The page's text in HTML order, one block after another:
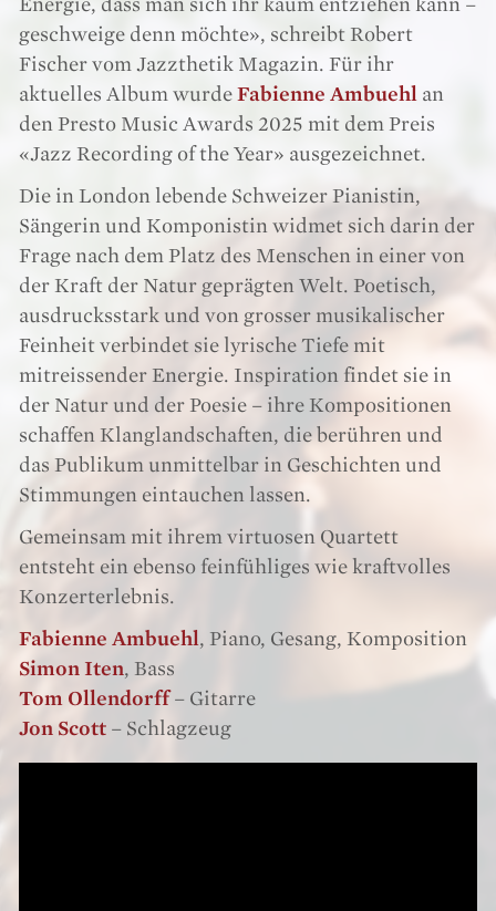
geschweige denn möchte», schreibt Robert
Fischer vom Jazzthetik Magazin. Für ihr
aktuelles Album wurde Fabienne Ambuehl an
den Presto Music Awards 2025 mit dem Preis
«Jazz Recording of the Year» ausgezeichnet.
Die in London lebende Schweizer Pianistin,
Sängerin und Komponistin widmet sich darin der
Frage nach dem Platz des Menschen in einer von
der Kraft der Natur geprägten Welt. Poetisch,
ausdrucksstark und von grosser musikalischer
Feinheit verbindet sie lyrische Tiefe mit
mitreissender Energie. Inspiration findet sie in
der Natur und der Poesie – ihre Kompositionen
schaffen Klanglandschaften, die berühren und
das Publikum unmittelbar in Geschichten und
Stimmungen eintauchen lassen.
Gemeinsam mit ihrem virtuosen Quartett
entsteht ein ebenso feinfühliges wie kraftvolles
Konzerterlebnis.
Fabienne Ambuehl , Piano, Gesang, Komposition
Simon Iten, Bass
Tom Ollendorff– Gitarre
Jon Scott – Schlagzeug